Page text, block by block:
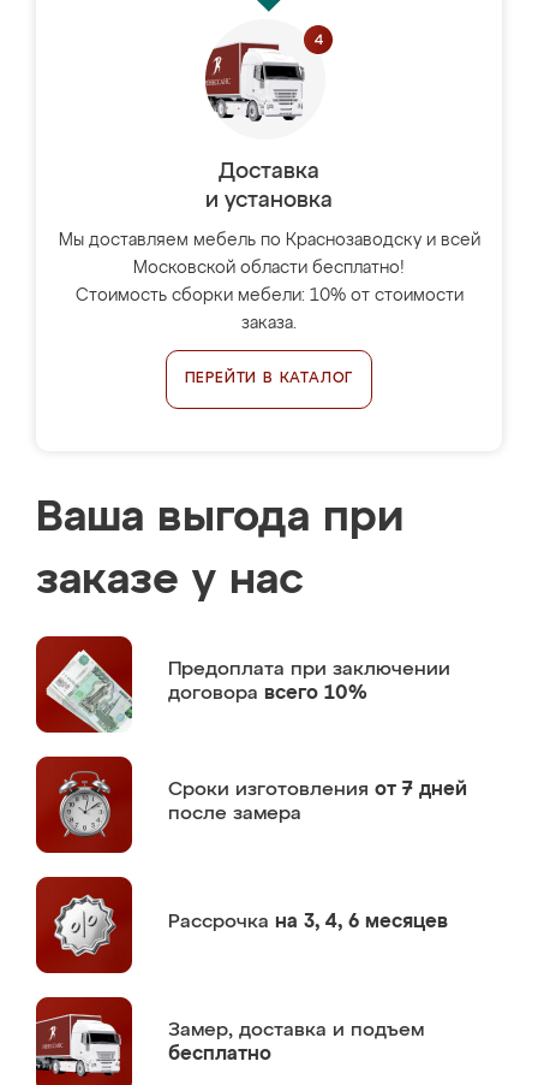
Доставка
и установка
Мы доставляем мебель по Краснозаводску и всей
Московской области бесплатно!
Стоимость сборки мебели: 10% от стоимости
заказа.
ПЕРЕЙТИ В КАТАЛОГ
Ваша выгода при
заказе у нас
Предоплата при заключении
договора всего 10%
Сроки изготовления от 7 дней
после замера
Рассрочка на 3, 4, 6 месяцев
Замер, доставка и подъем
бесплатно